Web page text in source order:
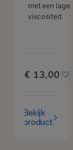
met een lage
viscositeit
€ 13,00
Bekijk
product